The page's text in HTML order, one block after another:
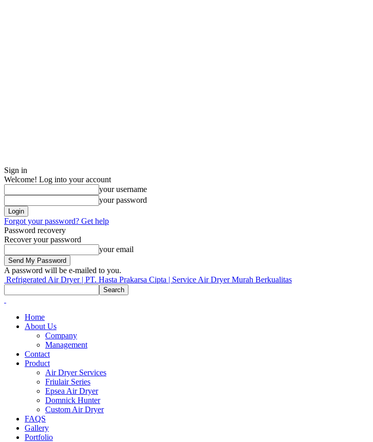
Sign in
Welcome! Log into your account
your username
your password
Forgot your password? Get help
Password recovery
Recover your password
your email
A password will be e-mailed to you.
Refrigerated Air Dryer | PT. Hasta Prakarsa Cipta | Service Air Dryer Murah Berkualitas
Home
About Us
Company
Management
Contact
Product
Air Dryer Services
Friulair Series
Epsea Air Dryer
Domnick Hunter
Custom Air Dryer
FAQS
Gallery
Portfolio